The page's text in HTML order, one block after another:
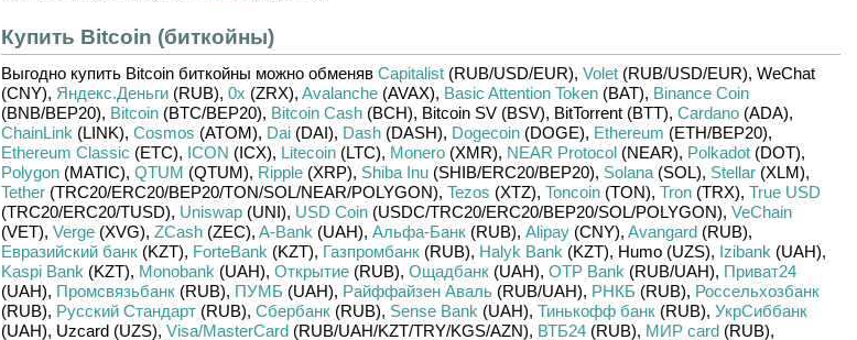
Купить Bitcoin (биткойны)
Выгодно купить Bitcoin биткойны можно обменяв Capitalist(RUB/USD/EUR), Volet(RUB/USD/EUR), WeChat
(CNY), Яндекс.Деньги(RUB), 0x (ZRX), Avalanche(AVAX), Basic Attention Token(BAT), Binance Coin
(BNB/BEP20), Bitcoin(BTC/BEP20), Bitcoin Cash(BCH), Bitcoin SV (BSV), BitTorrent (BTT), Cardano(ADA),
ChainLink (LINK), Cosmos (ATOM), Dai(DAI), Dash(DASH), Dogecoin(DOGE), Ethereum (ETH/BEP20),
Ethereum Classic (ETC), ICON (ICX), Litecoin(LTC), Monero(XMR), NEAR Protocol(NEAR), Polkadot(DOT),
Polygon(MATIC), QTUM (QTUM), Ripple(XRP), Shiba Inu(SHIB/ERC20/BEP20), Solana(SOL), Stellar(XLM),
Tether(TRC20/ERC20/BEP20/TON/SOL/NEAR/POLYGON), Tezos (XTZ), Toncoin(TON), Tron(TRX), True USD
(TRC20/ERC20/TUSD), Uniswap(UNI), USD Coin(USDC/TRC20/ERC20/BEP20/SOL/POLYGON), VeChain
(VET), Verge(XVG), ZCash(ZEC), A-Bank (UAH), Альфа-Банк(RUB), Alipay(CNY), Avangard(RUB),
Евразийский банк(KZT), ForteBank (KZT), Газпромбанк(RUB), Halyk Bank (KZT), Humo (UZS), Izibank (UAH),
Kaspi Bank (KZT), Monobank (UAH), Открытие(RUB), Ощадбанк(UAH), OTP Bank (RUB/UAH), Приват24
(UAH), Промсвязьбанк(RUB), ПУМБ (UAH), Райффайзен Аваль(RUB/UAH), РНКБ (RUB), Россельхозбанк
(RUB), Русский Стандарт(RUB), Сбербанк(RUB), Sense Bank (UAH), Тинькофф банк(RUB), УкрСиббанк
(UAH), Uzcard (UZS), Visa/MasterCard(RUB/UAH/KZT/TRY/KGS/AZN), ВТБ24(RUB), МИР card(RUB),